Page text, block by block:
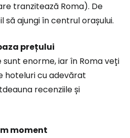
tranzitează Roma). De
ajungi în centrul orașului.
prețului
enorme, iar în Roma veți
hoteluri cu adevărat
recenziile și
moment